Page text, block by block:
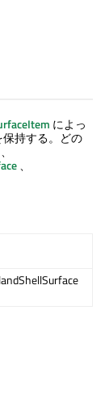
によっ
保持する。どの
、